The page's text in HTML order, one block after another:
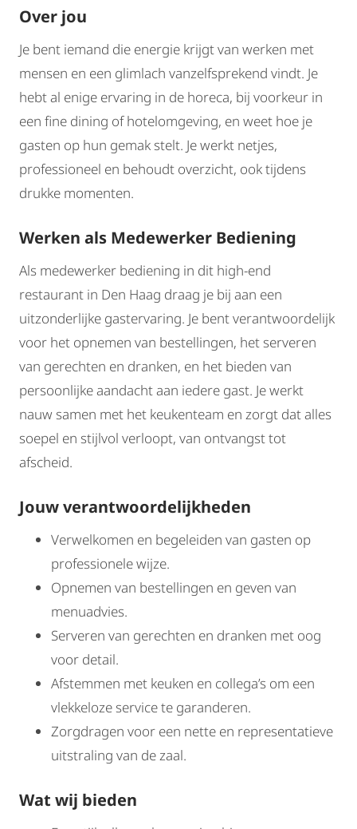
Over jou
Je bent iemand die energie krijgt van werken met
mensen en een glimlach vanzelfsprekend vindt. Je
hebt al enige ervaring in de horeca, bij voorkeur in
een fine dining of hotelomgeving, en weet hoe je
gasten op hun gemak stelt. Je werkt netjes,
professioneel en behoudt overzicht, ook tijdens
drukke momenten.
Werken als Medewerker Bediening
Als medewerker bediening in dit high-end
restaurant in Den Haag draag je bij aan een
uitzonderlijke gastervaring. Je bent verantwoordelijk
voor het opnemen van bestellingen, het serveren
van gerechten en dranken, en het bieden van
persoonlijke aandacht aan iedere gast. Je werkt
nauw samen met het keukenteam en zorgt dat alles
soepel en stijlvol verloopt, van ontvangst tot
afscheid.
Jouw verantwoordelijkheden
Verwelkomen en begeleiden van gasten op
professionele wijze.
Opnemen van bestellingen en geven van
menuadvies.
Serveren van gerechten en dranken met oog
voor detail.
Afstemmen met keuken en collega’s om een
vlekkeloze service te garanderen.
Zorgdragen voor een nette en representatieve
uitstraling van de zaal.
Wat wij bieden